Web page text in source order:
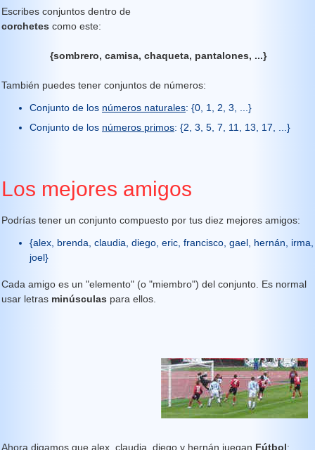
Escribes conjuntos dentro de
corchetes como este:
{sombrero, camisa, chaqueta, pantalones, ...}
También puedes tener conjuntos de números:
Conjunto de los números naturales: {0, 1, 2, 3, ...}
Conjunto de los números primos: {2, 3, 5, 7, 11, 13, 17, ...}
Los mejores amigos
Podrías tener un conjunto compuesto por tus diez mejores amigos:
{alex, brenda, claudia, diego, eric, francisco, gael, hernán, irma,
joel}
Cada amigo es un "elemento" (o "miembro") del conjunto. Es normal
usar letras minúsculas para ellos.
Ahora digamos que alex, claudia, diego y hernán juegan Fútbol: